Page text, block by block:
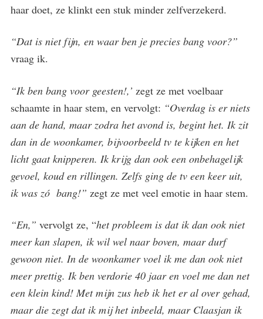
haar doet, ze klinkt een stuk minder zelfverzekerd.
“Dat is niet fijn, en waar ben je precies bang voor?”
vraag ik.
“Ik ben bang voor geesten!,’ zegt ze met voelbaar
schaamte in haar stem, en vervolgt: “Overdag is er niets
aan de hand, maar zodra het avond is, begint het. Ik zit
dan in de woonkamer, bijvoorbeeld tv te kijken en het
licht gaat knipperen. Ik krijg dan ook een onbehagelijk
gevoel, koud en rillingen. Zelfs ging de tv een keer uit,
ik was zó bang!” zegt ze met veel emotie in haar stem.
“En,” vervolgt ze, “het probleem is dat ik dan ook niet
meer kan slapen, ik wil wel naar boven, maar durf
gewoon niet. In de woonkamer voel ik me dan ook niet
meer prettig. Ik ben verdorie 40 jaar en voel me dan net
een klein kind! Met mijn zus heb ik het er al over gehad,
maar die zegt dat ik mij het inbeeld, maar Claasjan ik